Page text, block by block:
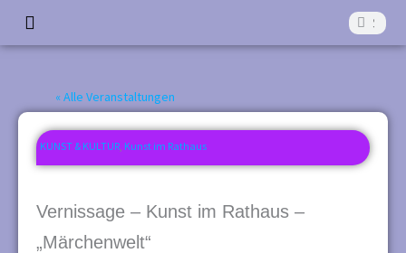
u
Suche
Suche
« Alle Veranstaltungen
KUNST & KULTUR, Kunst im Rathaus
Vernissage – Kunst im Rathaus –
„Märchenwelt“